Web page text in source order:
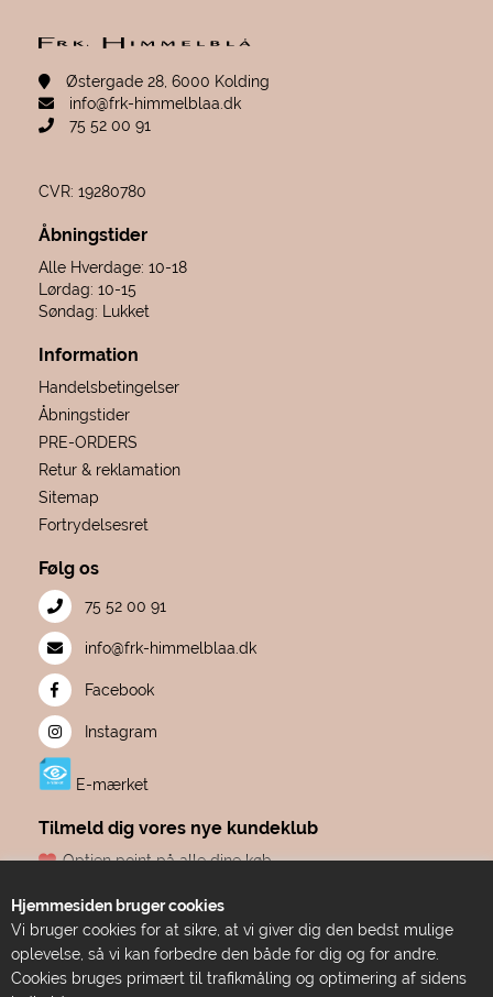
Hjemmesiden bruger cookies
Vi bruger cookies for at sikre, at vi giver dig den bedst mulige
oplevelse, så vi kan forbedre den både for dig og for andre.
Cookies bruges primært til trafikmåling og optimering af sidens
Østergade 28, 6000 Kolding
info@frk-himmelblaa.dk
75 52 00 91
CVR: 19280780
Åbningstider
Alle Hverdage: 10-18
Lørdag: 10-15
Søndag: Lukket
Information
Handelsbetingelser
Åbningstider
PRE-ORDERS
Retur & reklamation
Sitemap
Fortrydelsesret
Følg os
75 52 00 91
info@frk-himmelblaa.dk
Facebook
Instagram
E-mærket
Tilmeld dig vores nye kundeklub
Optjen point på alle dine køb
Dine point udløber aldrig
Adgang til eksklusive tilbud før alle andre
Bare ren forkælelse